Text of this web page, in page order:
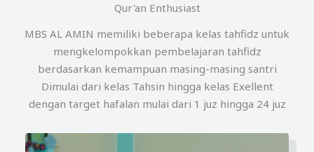
Qur'an Enthusiast
MBS AL AMIN memiliki beberapa kelas tahfidz untuk
mengkelompokkan pembelajaran tahfidz
berdasarkan kemampuan masing-masing santri
Dimulai dari kelas Tahsin hingga kelas Exellent
dengan target hafalan mulai dari 1 juz hingga 24 juz